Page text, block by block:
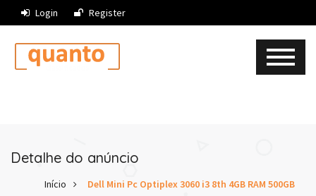
Login Register
Detalhe do anúncio
Início Dell Mini Pc Optiplex 3060 i3 8th 4GB RAM 500GB